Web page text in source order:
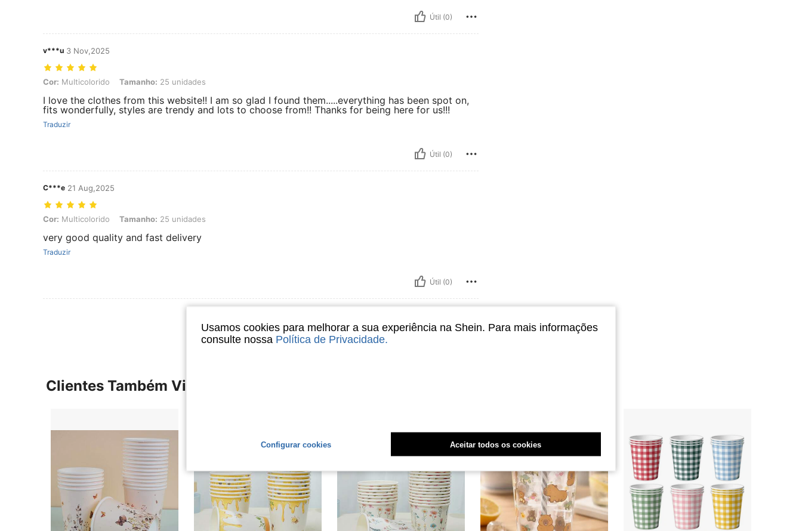
Útil (0)
v***u 3 Nov,2025
Cor: Multicolorido, Tamanho: 25 unidades
Cor: Multicolorido Tamanho: 25 unidades
I love the clothes from this website!! I am so glad I found them.....everything has been spot on,
fits wonderfully, styles are trendy and lots to choose from!! Thanks for being here for us!!!
Traduzir
Útil (0)
C***e 21 Aug,2025
Cor: Multicolorido, Tamanho: 25 unidades
Cor: Multicolorido Tamanho: 25 unidades
very good quality and fast delivery
Traduzir
Útil (0)
Clientes Também Visitaram
Usamos cookies para melhorar a sua experiência na Shein. Para mais informações
consulte nossa Política de Privacidade.
Configurar cookies Aceitar todos os cookies